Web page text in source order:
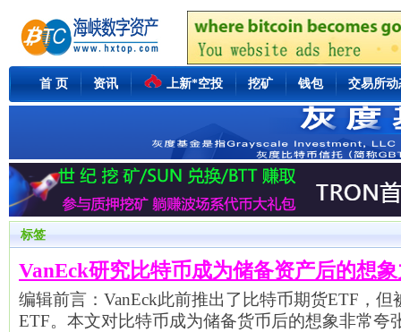
首 页 资讯 上新*空投 挖矿 钱包 交易所动
标签
VanEck研究比特币成为储备资产后的想
编辑前言：VanEck此前推出了比特币期货ETF，
ETF。本文对比特币成为储备货币后的想象非常夸